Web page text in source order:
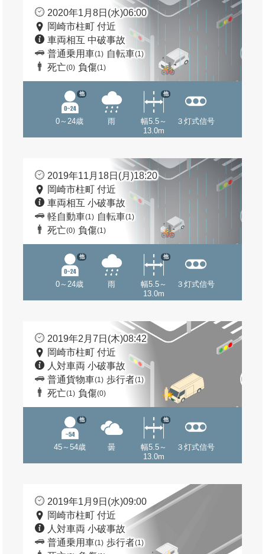
2020年1月8日(水)06:00
岡崎市柱町 付近
車両相互 中破事故
普通乗用車(1) 自転車(1)
死亡(0) 負傷(1)
0～24歳
他
雨
幅5.5～
13.0m
他
３灯式信号
2019年11月18日(月)18:20
岡崎市柱町 付近
車両相互 小破事故
軽自動車(1) 自転車(1)
死亡(0) 負傷(1)
0～24歳
他
雨
幅5.5～
13.0m
他
３灯式信号
2019年2月7日(木)08:42
岡崎市柱町 付近
人対車両 小破事故
普通貨物車(1) 歩行者(1)
死亡(1) 負傷(0)
45～54歳
他
曇
幅5.5～
13.0m
他
３灯式信号
2019年1月9日(水)09:00
岡崎市柱町 付近
人対車両 小破事故
普通乗用車(1) 歩行者(1)